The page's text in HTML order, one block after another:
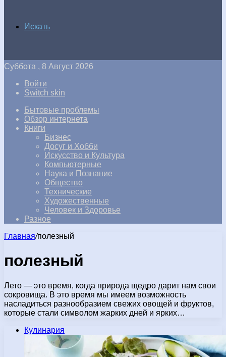
Искать
Суббота , 8 Август 2026
Войти
Switch skin
Бытовые проблемы
Обзор интернета
Книги
Бизнес
Досуг и Хобби
Искусство и Культура
Компьютерные
Наука и Познание
Общество
Технические
Художественные
Человек и Здоровье
Разное
Главная/полезный
полезный
Лето — это время, когда природа щедро дарит нам свои
сокровища. В это время мы имеем возможность
насладиться разнообразием свежих овощей и фруктов,
которые стали символом жарких дней и ярких…
Кулинария